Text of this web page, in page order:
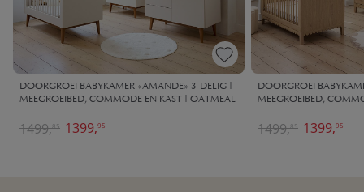
DOORGROEI BABYKAMER «AMANDE» 3-DELIG |
MEEGROEIBED, COMMODE EN KAST | OATMEAL
1399,95
1499,85
DOORGROEI
MEEGROEIBED,
1399,95
1499,85